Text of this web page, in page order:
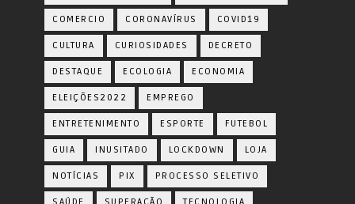
COMERCIO CORONAVÍRUS COVID19
CULTURA CURIOSIDADES DECRETO
DESTAQUE ECOLOGIA ECONOMIA
ELEIÇÕES2022 EMPREGO
ENTRETENIMENTO ESPORTE FUTEBOL
GUIA INUSITADO LOCKDOWN LOJA
NOTÍCIAS PIX PROCESSO SELETIVO